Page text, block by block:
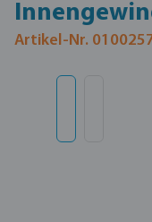
Artikel-Nr.